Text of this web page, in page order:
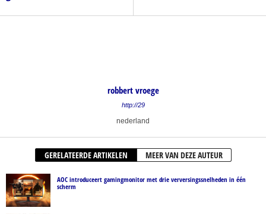
robbert vroege
http://29
nederland
GERELATEERDE ARTIKELEN MEER VAN DEZE AUTEUR
AOC introduceert gamingmonitor met drie verversingssnelheden in één
scherm